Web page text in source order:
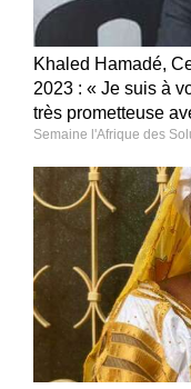
Khaled Hamadé,
2023 : « Je suis à
très prometteuse
Semaine l'Afrique des